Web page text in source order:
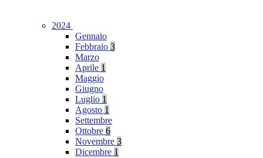
2024
Gennaio
Febbraio 3
Marzo
Aprile 1
Maggio
Giugno
Luglio 1
Agosto 1
Settembre
Ottobre 6
Novembre 3
Dicembre 1